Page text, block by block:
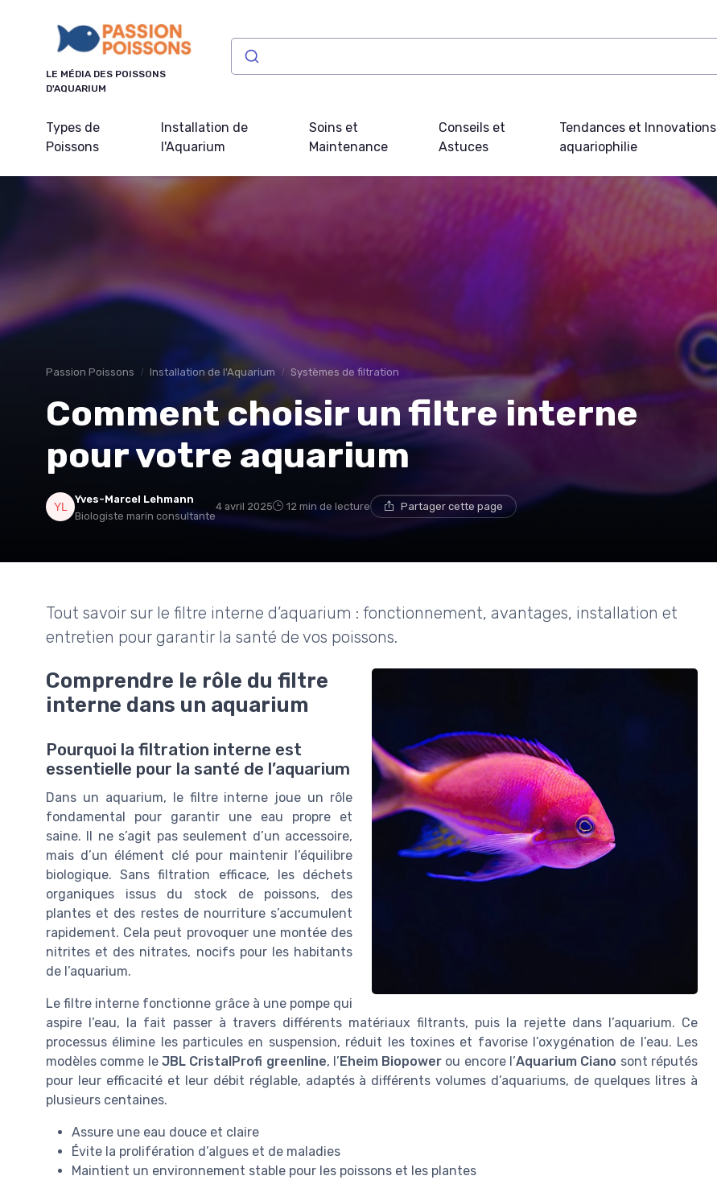
LE MÉDIA DES POISSONS
D'AQUARIUM
Types de
Poissons
Installation de
l'Aquarium
Soins et
Maintenance
Conseils et
Astuces
Tendances et Innovations
aquariophilie
Passion Poissons Installation de l'Aquarium Systèmes de filtration
Comment choisir un filtre interne
pour votre aquarium
Yves-Marcel Lehmann
Biologiste marin consultante
4 avril 2025 12 min de lecture Partager cette page
Tout savoir sur le filtre interne d’aquarium : fonctionnement, avantages, installation et
entretien pour garantir la santé de vos poissons.
Comprendre le rôle du filtre
interne dans un aquarium
Pourquoi la filtration interne est
essentielle pour la santé de l’aquarium
Dans un aquarium, le filtre interne joue un rôle
fondamental pour garantir une eau propre et
saine. Il ne s’agit pas seulement d’un accessoire,
mais d’un élément clé pour maintenir l’équilibre
biologique. Sans filtration efficace, les déchets
organiques issus du stock de poissons, des
plantes et des restes de nourriture s’accumulent
rapidement. Cela peut provoquer une montée des
nitrites et des nitrates, nocifs pour les habitants
de l’aquarium.
Le filtre interne fonctionne grâce à une pompe qui
aspire l’eau, la fait passer à travers différents matériaux filtrants, puis la rejette dans l’aquarium. Ce
processus élimine les particules en suspension, réduit les toxines et favorise l’oxygénation de l’eau. Les
modèles comme le JBL CristalProfi greenline, l’ Eheim Biopower ou encore l’Aquarium Ciano sont réputés
pour leur efficacité et leur débit réglable, adaptés à différents volumes d’aquariums, de quelques litres à
plusieurs centaines.
Assure une eau douce et claire
Évite la prolifération d’algues et de maladies
Maintient un environnement stable pour les poissons et les plantes